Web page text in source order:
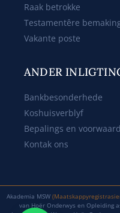
Raak betrokke
Testamentêre
Vakante poste
ANDER
Bankbesonderhede
Koshuisverblyf
Bepalings en
Kontak ons
Akademia MSW
van Hoër Onderwys en Opleiding